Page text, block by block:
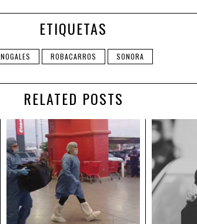
ETIQUETAS
NOGALES ROBACARROS SONORA
RELATED POSTS